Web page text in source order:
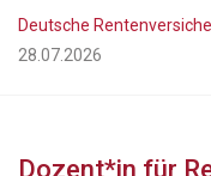
Deutsche
28.07.2026
Dozent*in für